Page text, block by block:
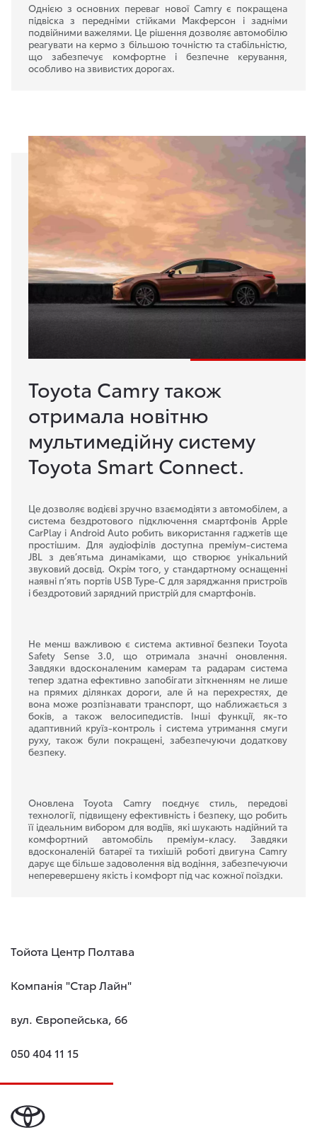
Однією з основних переваг нової Camry є покращена
підвіска з передніми стійками Макферсон і задніми
подвійними важелями. Це рішення дозволяє автомобілю
реагувати на кермо з більшою точністю та стабільністю,
що забезпечує комфортне і безпечне керування,
особливо на звивистих дорогах.
Toyota Camry також
отримала новітню
мультимедійну систему
Toyota Smart Connect.
Це дозволяє водієві зручно взаємодіяти з автомобілем, а
система бездротового підключення смартфонів Apple
CarPlay і Android Auto робить використання гаджетів ще
простішим. Для аудіофілів доступна преміум-система
JBL з дев’ятьма динаміками, що створює унікальний
звуковий досвід. Окрім того, у стандартному оснащенні
наявні п’ять портів USB Type-C для заряджання пристроїв
і бездротовий зарядний пристрій для смартфонів.
Не менш важливою є система активної безпеки Toyota
Safety Sense 3.0, що отримала значні оновлення.
Завдяки вдосконаленим камерам та радарам система
тепер здатна ефективно запобігати зіткненням не лише
на прямих ділянках дороги, але й на перехрестях, де
вона може розпізнавати транспорт, що наближається з
боків, а також велосипедистів. Інші функції, як-то
адаптивний круїз-контроль і система утримання смуги
руху, також були покращені, забезпечуючи додаткову
безпеку.
ОновленаToyota Camry поєднує стиль, передові
технології, підвищену ефективність і безпеку, що робить
її ідеальним вибором для водіїв, які шукають надійний та
комфортний автомобіль преміум-класу. Завдяки
вдосконаленій батареї та тихішій роботі двигунаCamry
дарує ще більше задоволення від водіння, забезпечуючи
неперевершену якість і комфорт під час кожної поїздки.
Тойота Центр Полтава
Компанія "Стар Лайн"
вул. Європейська, 66
050 404 11 15